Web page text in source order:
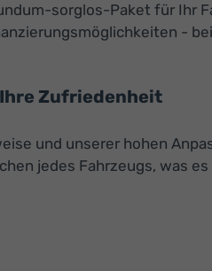
sorglos-Paket für Ihr
-
Zufriedenheit
und unserer hohen
jedes Fahrzeugs, was